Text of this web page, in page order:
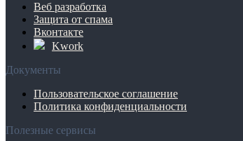
Веб разработка
Защита от спама
Вконтакте
Kwork
Документы
Пользовательское соглашение
Политика конфиденциальности
Полезные сервисы